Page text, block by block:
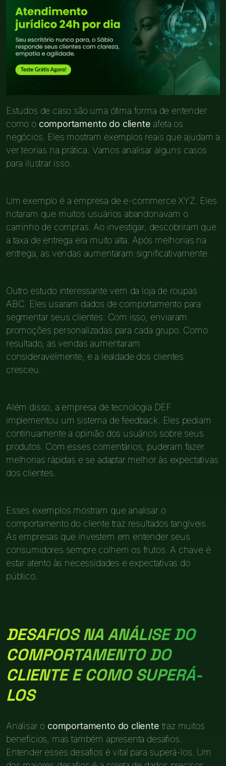
Estudos de caso são uma ótima forma de entender
como o comportamento do cliente afeta os
negócios. Eles mostram exemplos reais que ajudam a
ver teorias na prática. Vamos analisar alguns casos
para ilustrar isso.
Um exemplo é a empresa de e-commerce XYZ. Eles
notaram que muitos usuários abandonavam o
carrinho de compras. Ao investigar, descobriram que
a taxa de entrega era muito alta. Após melhorias na
entrega, as vendas aumentaram significativamente.
Outro estudo interessante vem da loja de roupas
ABC. Eles usaram dados de comportamento para
segmentar seus clientes. Com isso, enviaram
promoções personalizadas para cada grupo. Como
resultado, as vendas aumentaram
consideravelmente, e a lealdade dos clientes
cresceu.
Além disso, a empresa de tecnologia DEF
implementou um sistema de feedback. Eles pediam
continuamente a opinião dos usuários sobre seus
produtos. Com esses comentários, puderam fazer
melhorias rápidas e se adaptar melhor às expectativas
dos clientes.
Esses exemplos mostram que analisar o
comportamento do cliente traz resultados tangíveis.
As empresas que investem em entender seus
consumidores sempre colhem os frutos. A chave é
estar atento às necessidades e expectativas do
público.
DESAFIOS NA ANÁLISE DO
COMPORTAMENTO DO
CLIENTE E COMO SUPERÁ-
LOS
Analisar o comportamento do cliente traz muitos
benefícios, mas também apresenta desafios.
Entender esses desafios é vital para superá-los. Um